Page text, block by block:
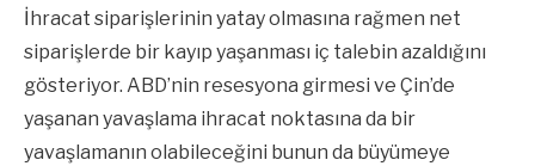
İhracat siparişlerinin yatay olmasına rağmen net
siparişlerde bir kayıp yaşanması iç talebin azaldığını
gösteriyor. ABD’nin resesyona girmesi ve Çin’de
yaşanan yavaşlama ihracat noktasına da bir
yavaşlamanın olabileceğini bunun da büyümeye